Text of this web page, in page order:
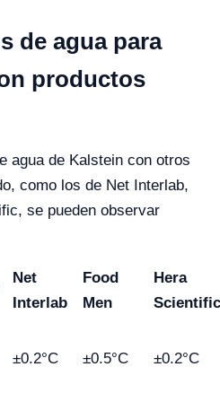
de agua para
productos
agua de Kalstein con otros
como los de Net Interlab,
se pueden observar
Net
Interlab
Food
Men
Hera
Scientific
±0.2°C ±0.5°C ±0.2°C